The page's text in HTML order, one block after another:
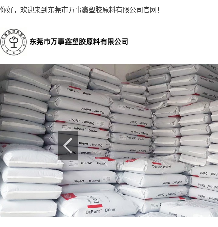
你好，欢迎来到东莞市万事鑫塑胶原料有限公司官网！